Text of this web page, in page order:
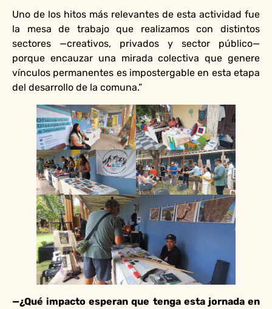
Uno de los hitos más relevantes de esta actividad fue
la mesa de trabajo que realizamos con distintos
sectores —creativos, privados y sector público—
porque encauzar una mirada colectiva que genere
vínculos permanentes es impostergable en esta etapa
del desarrollo de la comuna.”
—¿Qué impacto esperan que tenga esta jornada en